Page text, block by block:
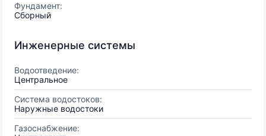
Фундамент:
Сборный
Инженерные системы
Водоотведение:
Центральное
Система водостоков:
Наружные водостоки
Газоснабжение: